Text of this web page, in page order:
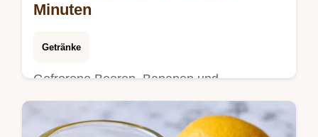
Minuten
Getränke
Gefrorene Beeren, Bananen und
Mandelmilch machen dieses Rezept
Smoothie Bowl möglich. Die Sektion Warum